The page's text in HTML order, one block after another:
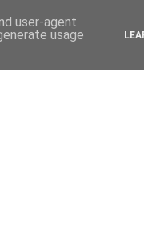
user-agent
usage